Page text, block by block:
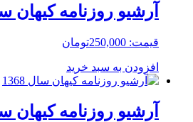
آرشیو روزنامه کیهان سال
قیمت: 250,000تومان
افزودن به سبد خرید
آرشیو روزنامه کیهان سال